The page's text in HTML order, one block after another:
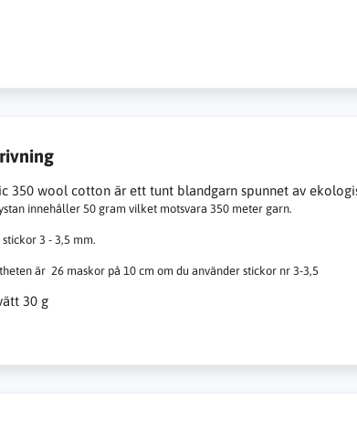
350 wool cotton är ett tunt blandgarn spunnet av
innehåller 50 gram vilket motsvara 350 meter garn.
stickor 3 - 3,5 mm.
är 26 maskor på 10 cm om du använder stickor nr 3-3,5
30 g